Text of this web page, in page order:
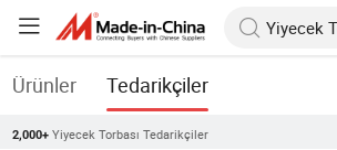
Ürünler Tedarikçiler
2,000+ Yiyecek Torbası Tedarikçiler